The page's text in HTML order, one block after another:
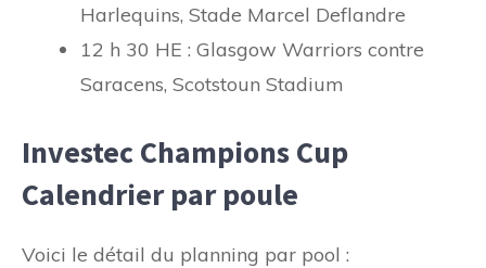
Harlequins, Stade Marcel Deflandre
12 h 30 HE : Glasgow Warriors contre
Saracens, Scotstoun Stadium
Investec Champions Cup
Calendrier par poule
Voici le détail du planning par pool :